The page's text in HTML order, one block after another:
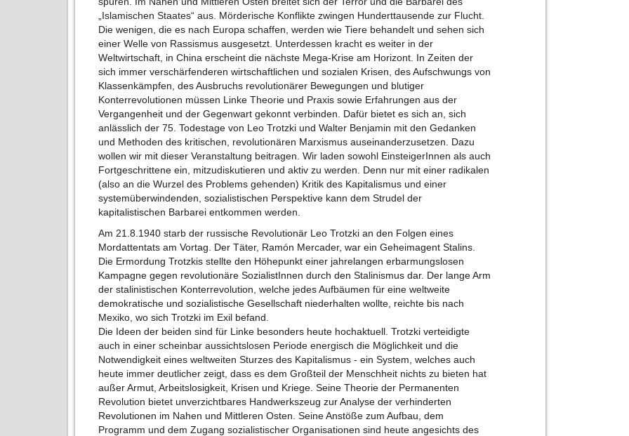
„Islamischen Staates“ aus. Mörderische Konflikte zwingen Hunderttausende zur Flucht.
Die wenigen, die es nach Europa schaffen, werden wie Tiere behandelt und sehen sich
einer Welle von Rassismus ausgesetzt. Unterdessen kracht es weiter in der
Weltwirtschaft, in China erscheint die nächste Mega-Krise am Horizont. In Zeiten der
sich immer verschärfenderen wirtschaftlichen und sozialen Krisen, des Aufschwungs von
Klassenkämpfen, des Ausbruchs revolutionärer Bewegungen und blutiger
Konterrevolutionen müssen Linke Theorie und Praxis sowie Erfahrungen aus der
Vergangenheit und der Gegenwart gekonnt verbinden. Dafür bietet es sich an, sich
anlässlich der 75. Todestage von Leo Trotzki und Walter Benjamin mit den Gedanken
und Methoden des kritischen, revolutionären Marxismus auseinanderzusetzen. Dazu
wollen wir mit dieser Veranstaltung beitragen. Wir laden sowohl EinsteigerInnen als auch
Fortgeschrittene ein, mitzudiskutieren und aktiv zu werden. Denn nur mit einer radikalen
(also an die Wurzel des Problems gehenden) Kritik des Kapitalismus und einer
systemüberwindenden, sozialistischen Perspektive kann dem Strudel der
kapitalistischen Barbarei entkommen werden.
Am 21.8.1940 starb der russische Revolutionär Leo Trotzki an den Folgen eines
Mordattentats am Vortag. Der Täter, Ramón Mercader, war ein Geheimagent Stalins.
Die Ermordung Trotzkis stellte den Höhepunkt einer jahrelangen erbarmungslosen
Kampagne gegen revolutionäre SozialistInnen durch den Stalinismus dar. Der lange Arm
der stalinistischen Konterrevolution, welche jedes Aufbäumen für eine weltweite
demokratische und sozialistische Gesellschaft niederhalten wollte, reichte bis nach
Mexiko, wo sich Trotzki im Exil befand.
Die Ideen der beiden sind für Linke besonders heute hochaktuell. Trotzki verteidigte
auch in einer scheinbar aussichtslosen Periode energisch die Möglichkeit und die
Notwendigkeit eines weltweiten Sturzes des Kapitalismus - ein System, welches auch
heute immer deutlicher zeigt, dass es dem Großteil der Menschheit nichts zu bieten hat
außer Armut, Arbeitslosigkeit, Krisen und Kriege. Seine Theorie der Permanenten
Revolution bietet unverzichtbares Handwerkszeug zur Analyse der verhinderten
Revolutionen im Nahen und Mittleren Osten. Seine Anstöße zum Aufbau, dem
Programm und dem Zugang sozialistischer Organisationen sind heute angesichts des